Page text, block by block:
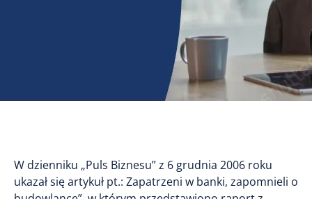
W dzienniku „Puls Biznesu” z 6 grudnia 2006 roku
ukazał się artykuł pt.: Zapatrzeni w banki, zapomnieli o